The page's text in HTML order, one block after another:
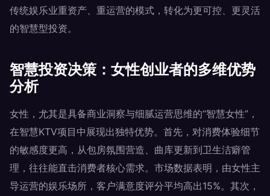
传统娱乐业重资产、重运营的模式，转化为更可控、更灵活
的智慧型投资。
智慧投资决策：女性创业者的多维优势
分析
女性，尤其是具备商业洞察与细腻运营思维的“智慧女性”，
在智慧KTV项目中展现出独特优势。首先，对消费体验细节
的敏感度更高，从包房氛围营造、曲库更新到卫生洁癖管
理，往往能直击消费者核心需求。市场数据表明，由女性主
导运营的娱乐场所，客户满意度评分平均高出15%。其次，